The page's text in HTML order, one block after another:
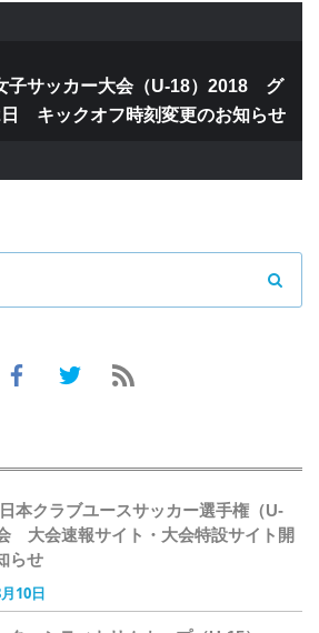
子サッカー大会（U-18）2018 グ
キックオフ時刻変更のお知らせ
本クラブユースサッカー選手権（U-
大会速報サイト・大会特設サイト開
らせ
10日